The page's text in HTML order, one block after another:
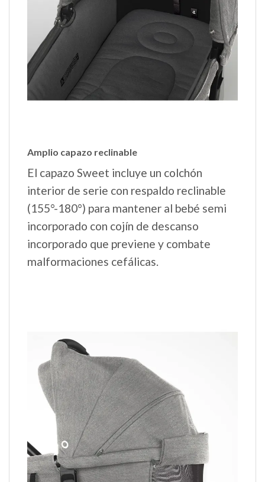
Amplio capazo reclinable
El capazo Sweet incluye un colchón
interior de serie con respaldo reclinable
(155°-180°) para mantener al bebé semi
incorporado con cojín de descanso
incorporado que previene y combate
malformaciones cefálicas.